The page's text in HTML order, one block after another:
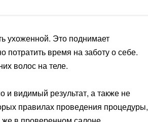
Это поднимает
потратить время на заботу о себе.
волос на теле.
и видимый результат, а также не
правилах проведения процедуры,